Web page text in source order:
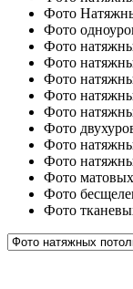
Фото
Фото
Фото
Фото
Фото
Фото
Фото
Фото
Фото
Фото
Фото
Фото
Фото